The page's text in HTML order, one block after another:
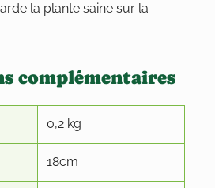
la plante saine sur la
complémentaires
0,2 kg
18cm